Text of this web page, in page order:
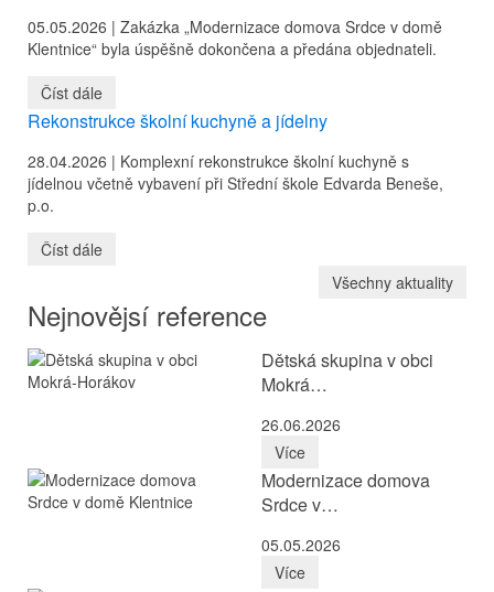
05.05.2026 | Zakázka „Modernizace domova Srdce v domě
Klentnice“ byla úspěšně dokončena a předána objednateli.
Číst dále
Rekonstrukce školní kuchyně a jídelny
28.04.2026 | Komplexní rekonstrukce školní kuchyně s
jídelnou včetně vybavení při Střední škole Edvarda Beneše,
p.o.
Číst dále
Všechny aktuality
Nejnovějsí reference
Dětská skupina v obci
Mokrá…
26.06.2026
Více
Modernizace domova
Srdce v…
05.05.2026
Více